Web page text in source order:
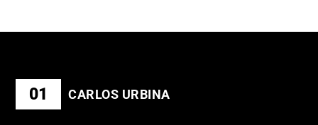
01 CARLOS URBINA